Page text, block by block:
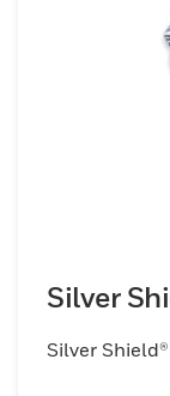
Silver
Silver